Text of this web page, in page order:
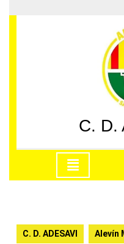
al
C. D.
apertura
C. D. ADESAVI Alevín